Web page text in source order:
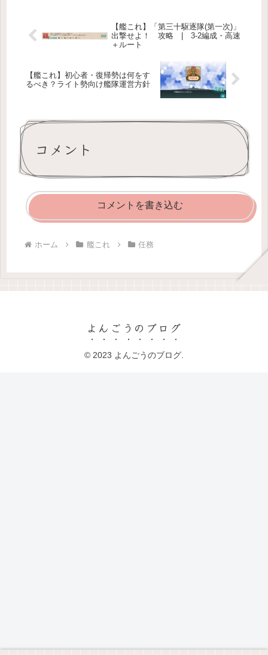
【艦これ】「第三十駆逐隊(第一次)」
出撃せよ！ 攻略 | 3-2編成・高速
＋ルート
【艦これ】初心者・復帰勢は何をす
るべき？ライト勢向け艦隊運営方針
コメント
コメントを書き込む
ホーム 艦これ 任務
よんごうのブログ
© 2023 よんごうのブログ.